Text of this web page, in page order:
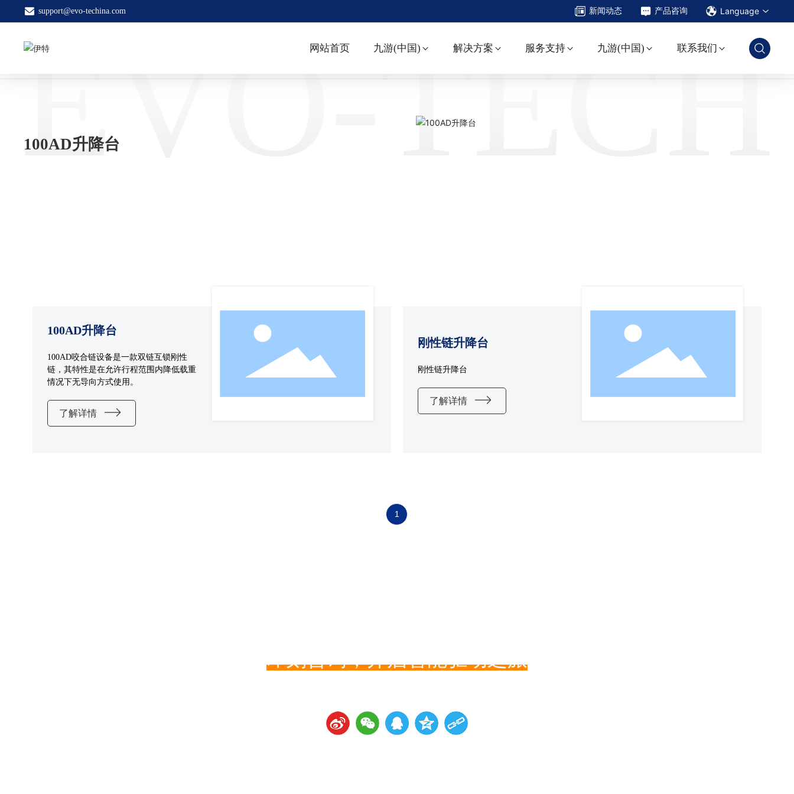
support@evo-techina.com 新闻动态 产品咨询 Language
网站首页 九游(中国) 解决方案 服务支持 九游(中国) 联系我们
100AD升降台
EVO-TECH
100AD升降台
100AD咬合链设备是一款双链互锁刚性
链，其特性是在允许行程范围内降低载重
情况下无导向方式使用。
了解详情
刚性链升降台
刚性链升降台
了解详情
1
即刻咨询，开启智能驱动之旅